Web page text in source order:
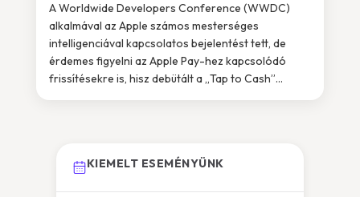
A Worldwide Developers Conference (WWDC)
alkalmával az Apple számos mesterséges
intelligenciával kapcsolatos bejelentést tett, de
érdemes figyelni az Apple Pay-hez kapcsolódó
frissítésekre is, hisz debütált a „Tap to Cash”...
KIEMELT ESEMÉNYÜNK